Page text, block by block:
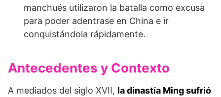
manchués utilizaron la batalla como excusa
para poder adentrase en China e ir
conquistándola rápidamente.
Antecedentes y Contexto
A mediados del siglo XVII, la dinastía Ming sufrió